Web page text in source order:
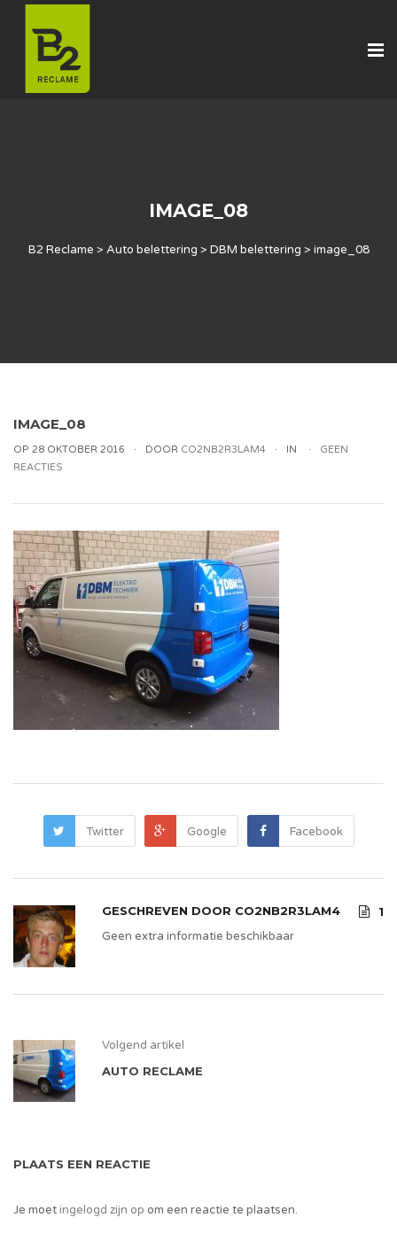
IMAGE_08
B2 Reclame > Auto belettering > DBM belettering > image_08
IMAGE_08
OP 28 OKTOBER 2016 DOOR CO2NB2R3LAM4 IN
GEEN
REACTIES
Twitter Google Facebook
GESCHREVEN DOOR CO2NB2R3LAM4
1
Geen extra informatie beschikbaar
Volgend artikel
AUTO RECLAME
PLAATS EEN REACTIE
Je moetingelogd zijn op om een reactie te plaatsen.